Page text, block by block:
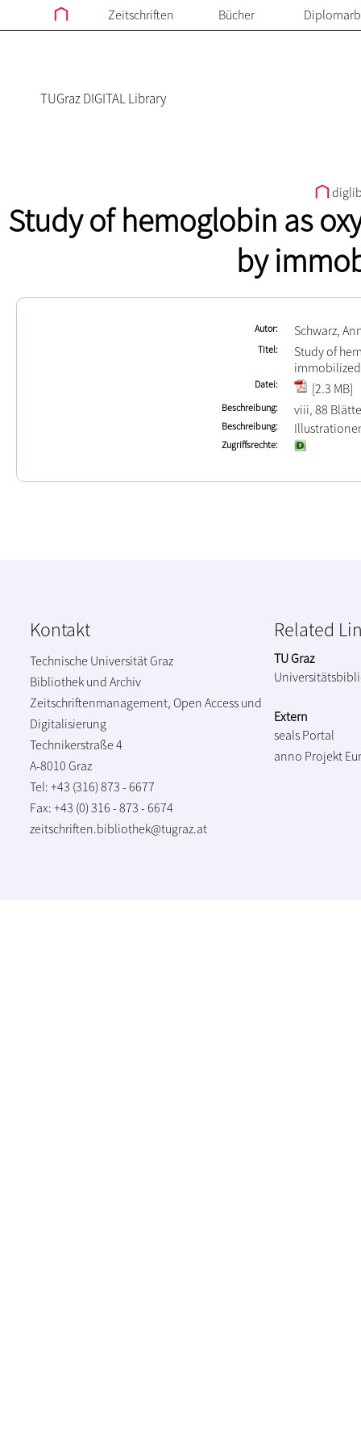
Zeitschriften Bücher
TUGraz DIGITAL Library
Study of hemoglobin as
by
Autor Schwarz,
Titel
Study of
Datei [2.3 MB]
Beschreibung viii, 88
Beschreibung
Zugriffsrechte
Kontakt
Technische Universität Graz
Bibliothek und Archiv
Zeitschriftenmanagement, Open Access und
Digitalisierung
Technikerstraße 4
A-8010 Graz
Tel: +43 (316) 873 - 6677
Fax: +43 (0) 316 - 873 - 6674
zeitschriften.bibliothek@tugraz.at
Related
TU Graz
Extern
seals Portal
anno Projekt